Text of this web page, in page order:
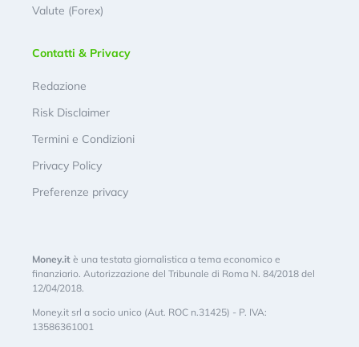
Valute (Forex)
Contatti & Privacy
Redazione
Risk Disclaimer
Termini e Condizioni
Privacy Policy
Preferenze privacy
Money.it è una testata giornalistica a tema economico e
finanziario. Autorizzazione del Tribunale di Roma N. 84/2018 del
12/04/2018.
Money.it srl a socio unico (Aut. ROC n.31425) - P. IVA:
13586361001